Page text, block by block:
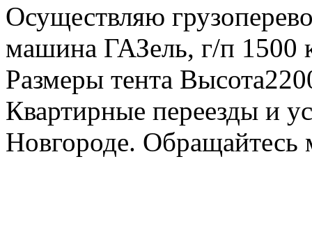
Осуществляю
машина ГАЗель, г/п 1500
Размеры тента
Квартирные переезды и
Новгороде.